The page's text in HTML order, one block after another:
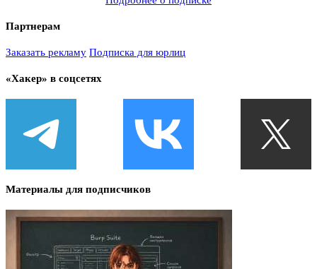
Партнерам
Заказать рекламу Подписка для юрлиц
«Хакер» в соцсетях
Материалы для подписчиков